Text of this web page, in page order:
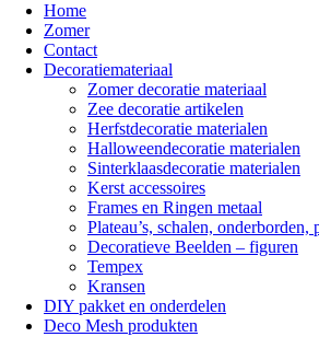
Home
Zomer
Contact
Decoratiemateriaal
Zomer decoratie materiaal
Zee decoratie artikelen
Herfstdecoratie materialen
Halloweendecoratie materialen
Sinterklaasdecoratie materialen
Kerst accessoires
Frames en Ringen metaal
Plateau’s, schalen, onderborden,
Decoratieve Beelden – figuren
Tempex
Kransen
DIY pakket en onderdelen
Deco Mesh produkten